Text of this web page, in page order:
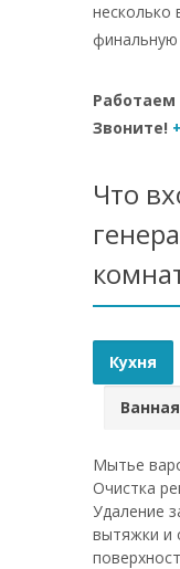
несколько
Работаем
Звоните!
Что
Кухня
Мытье
Очистка
Удаление
вытяжки и